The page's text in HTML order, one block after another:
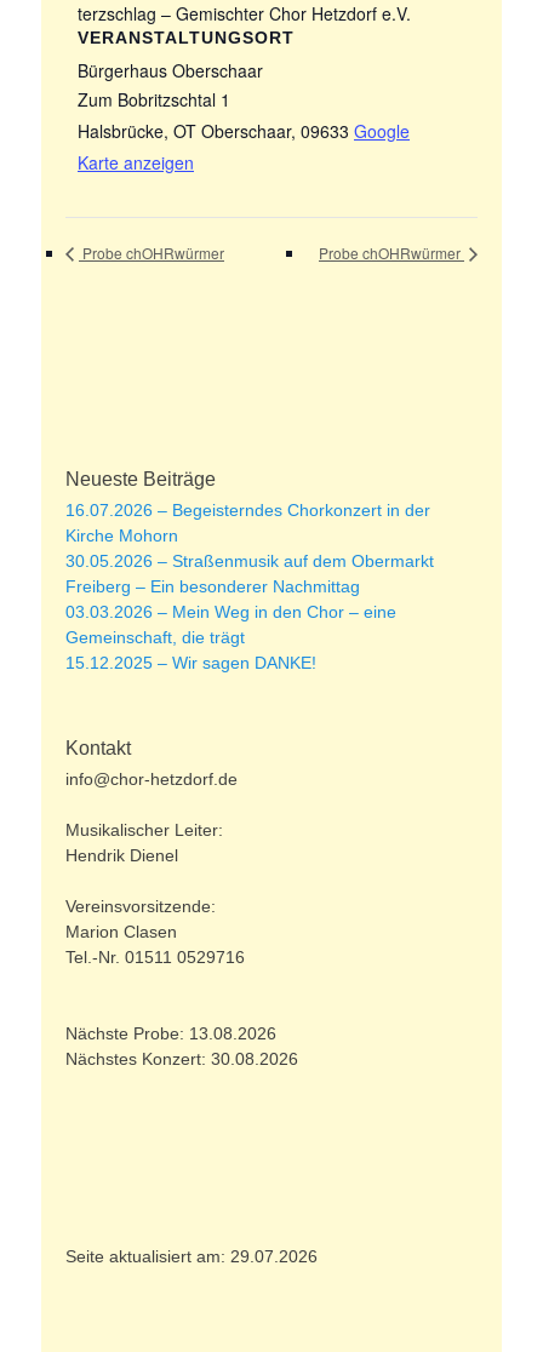
VERANSTALTUNGSORT
Bürgerhaus Oberschaar
Zum Bobritzschtal 1
Halsbrücke, OT Oberschaar, 09633 Google
Karte anzeigen
terzschlag – Gemischter Chor Hetzdorf e.V.
Probe chOHRwürmer Probe chOHRwürmer
Neueste Beiträge
16.07.2026 – Begeisterndes Chorkonzert in der
Kirche Mohorn
30.05.2026 – Straßenmusik auf dem Obermarkt
Freiberg – Ein besonderer Nachmittag
03.03.2026 – Mein Weg in den Chor – eine
Gemeinschaft, die trägt
15.12.2025 – Wir sagen DANKE!
Kontakt
info@chor-hetzdorf.de
Musikalischer Leiter:
Hendrik Dienel
Vereinsvorsitzende:
Marion Clasen
Tel.-Nr. 01511 0529716
Nächste Probe: 13.08.2026
Nächstes Konzert: 30.08.2026
Seite aktualisiert am: 29.07.2026